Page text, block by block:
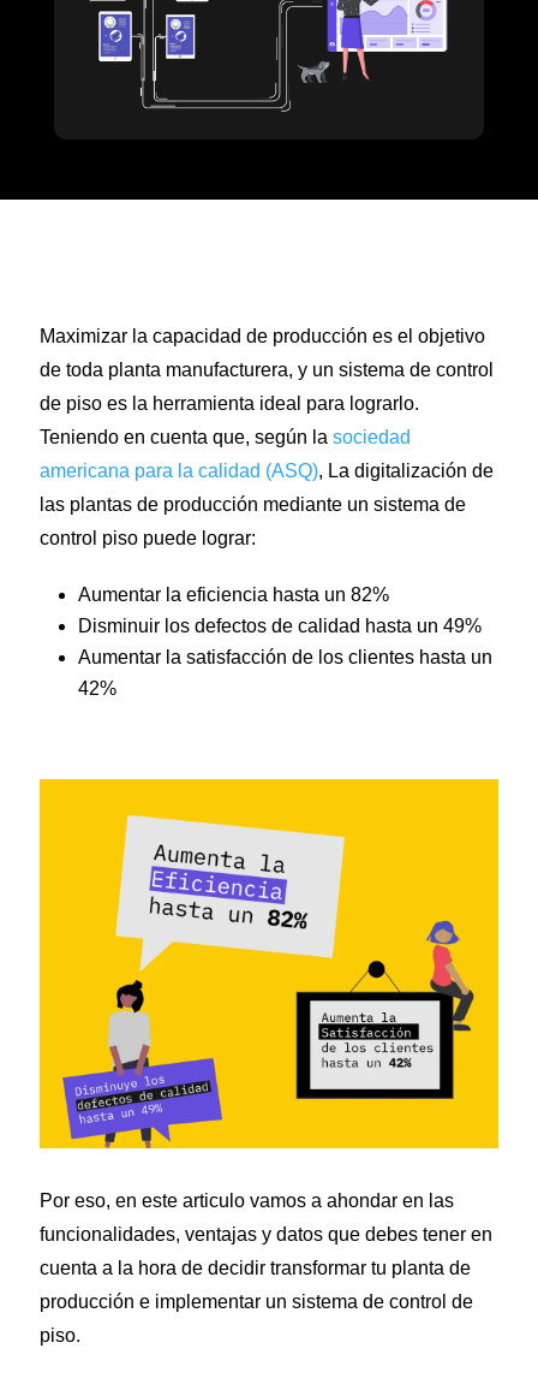
Maximizar la capacidad de producción es el objetivo
de toda planta manufacturera, y un sistema de control
de piso es la herramienta ideal para lograrlo.
Teniendo en cuenta que, según la sociedad
americana para la calidad (ASQ), La digitalización de
las plantas de producción mediante un sistema de
control piso puede lograr:
Aumentar la eficiencia hasta un 82%
Disminuir los defectos de calidad hasta un 49%
Aumentar la satisfacción de los clientes hasta un
42%
Por eso, en este articulo vamos a ahondar en las
funcionalidades, ventajas y datos que debes tener en
cuenta a la hora de decidir transformar tu planta de
producción e implementar un sistema de control de
piso.